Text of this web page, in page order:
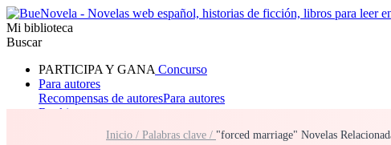
Mi biblioteca
Buscar
PARTICIPA Y GANA Concurso
Para autores
Recompensas de autoresPara autores
Ranking
Inicio / Palabras clave / "forced marriage" Novelas